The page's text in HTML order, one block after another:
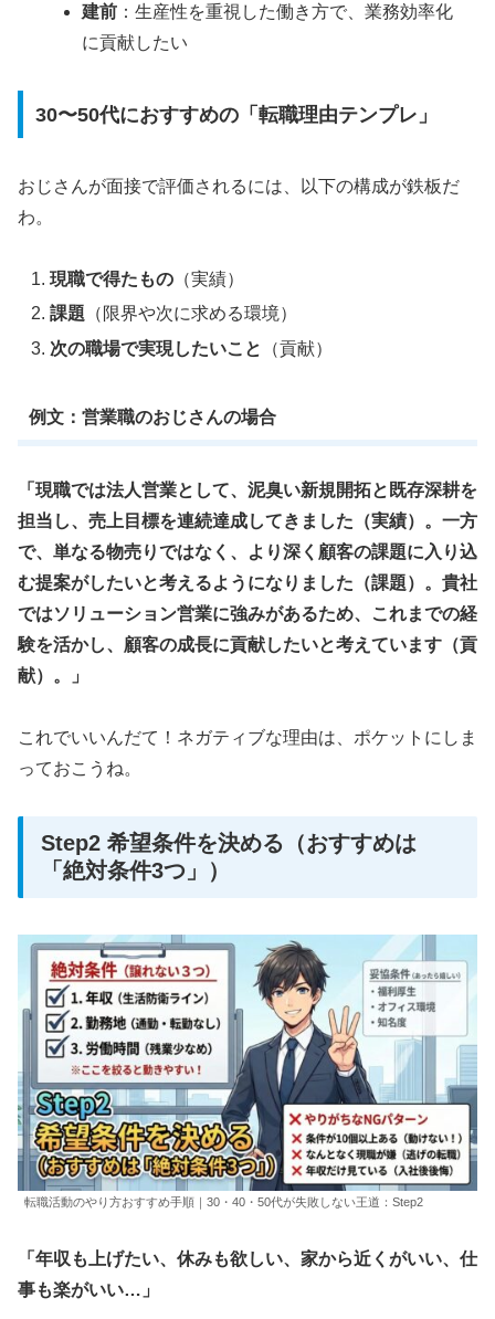
建前 ：生産性を重視した働き方で、業務効率化
に貢献したい
30〜50代におすすめの「転職理由テンプレ」
おじさんが面接で評価されるには、以下の構成が鉄板だ
わ。
現職で得たもの （実績）
課題 （限界や次に求める環境）
次の職場で実現したいこと
（貢献）
例文：営業職のおじさんの場合
「現職では法人営業として、泥臭い新規開拓と既存深耕を
担当し、売上目標を連続達成してきました（実績）。一方
で、単なる物売りではなく、より深く顧客の課題に入り込
む提案がしたいと考えるようになりました（課題）。貴社
ではソリューション営業に強みがあるため、これまでの経
験を活かし、顧客の成長に貢献したいと考えています（貢
献）。」
これでいいんだて！ネガティブな理由は、ポケットにしま
っておこうね。
Step2 希望条件を決める（おすすめは
「絶対条件3つ」）
転職活動のやり方おすすめ手順｜30・40・50代が失敗しない王道：Step2
「年収も上げたい、休みも欲しい、家から近くがいい、仕
事も楽がいい…」